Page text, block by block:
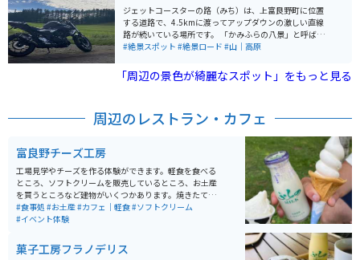
タルト、上富良野特産の豚サガリを楽しむことができる
「ＢＢＱテラス」など、様々な施設とアトラクションが
揃っています。 ここでは体験型の美術館、観覧車、お土
産ショップ、バーベキューテラス、アイスクリーム工
能な施設が集結しており、飽きることなく楽しい時間が
過ごせます。 道中も富良野の大自然を堪能できて、オス
ジェットコースターの路（みち）は、上富良野町に位置
する道路で、4.5kmに渡ってアップダウンの激しい直線
路が続いている場所です。 「かみふらの八景」と呼ばれ
る、上富良野町の観光スポットの1つで、十勝連峰を遠
めます。西11線とも呼ばれ、人気の観光スポットです。
#絶景スポット #絶景ロード #山｜高原
「周辺の景色が綺麗なスポット」をもっと見る
周辺のレストラン・カフェ
富良野チーズ工房
工場見学やチーズを作る体験ができます。軽食を食べる
ところ、ソフトクリームを販売しているところ、お土産
を買うところなど建物がいくつかあります。焼きたての
ピザやソフトクリーム、ジェラートもあります。
#食事処 #お土産#カフェ｜軽食#ソフトクリーム
#イベント体験
菓子工房フラノデリス